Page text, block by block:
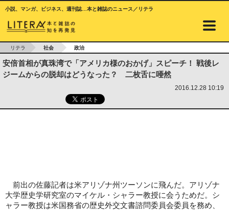
小説、マンガ、ビジネス、週刊誌…本と雑誌のニュース／リテラ
リテラ 社会 政治
安倍首相が真珠湾で「アメリカ様のおかげ」スピーチ！ 戦後レ
ジームからの脱却はどうなった？ 二枚舌に唖然
2016.12.28 10:19
前出の佐藤記者は米アリゾナ州ツーソンに飛んだ。アリゾナ
大学歴史学研究室のマイケル・シャラー教授に会うためだ。シ
ャラー教授は米国務省の歴史外交文書諮問委員会委員を務め、